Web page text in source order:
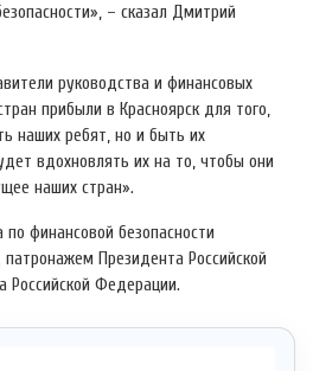
– сказал Дмитрий
руководства и финансовых
прибыли в Красноярск для того,
наших ребят, но и быть их
вдохновлять их на то, чтобы они
наших стран».
финансовой безопасности
Президента Российской
Российской Федерации.